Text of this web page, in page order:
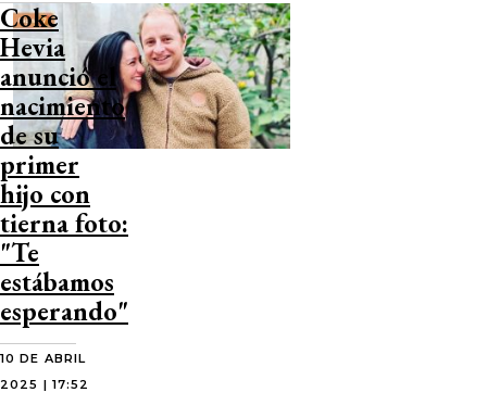
Coke
Hevia
anunció el
nacimiento
de su
primer
hijo con
tierna foto:
"Te
estábamos
esperando"
10 DE ABRIL
2025 | 17:52